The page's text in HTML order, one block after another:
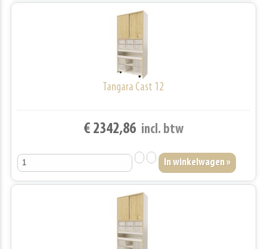
Tangara Cast 12
€ 2342,86 incl. btw